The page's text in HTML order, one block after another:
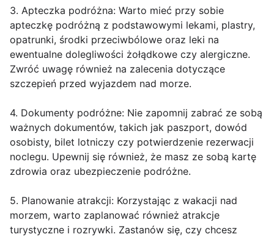
3. Apteczka podróżna: Warto mieć przy sobie
apteczkę podróżną z podstawowymi lekami, plastry,
opatrunki, środki przeciwbólowe oraz leki na
ewentualne dolegliwości żołądkowe czy alergiczne.
Zwróć uwagę również na zalecenia dotyczące
szczepień przed wyjazdem nad morze.
4. Dokumenty podróżne: Nie zapomnij zabrać ze sobą
ważnych dokumentów, takich jak paszport, dowód
osobisty, bilet lotniczy czy potwierdzenie rezerwacji
noclegu. Upewnij się również, że masz ze sobą kartę
zdrowia oraz ubezpieczenie podróżne.
5. Planowanie atrakcji: Korzystając z wakacji nad
morzem, warto zaplanować również atrakcje
turystyczne i rozrywki. Zastanów się, czy chcesz